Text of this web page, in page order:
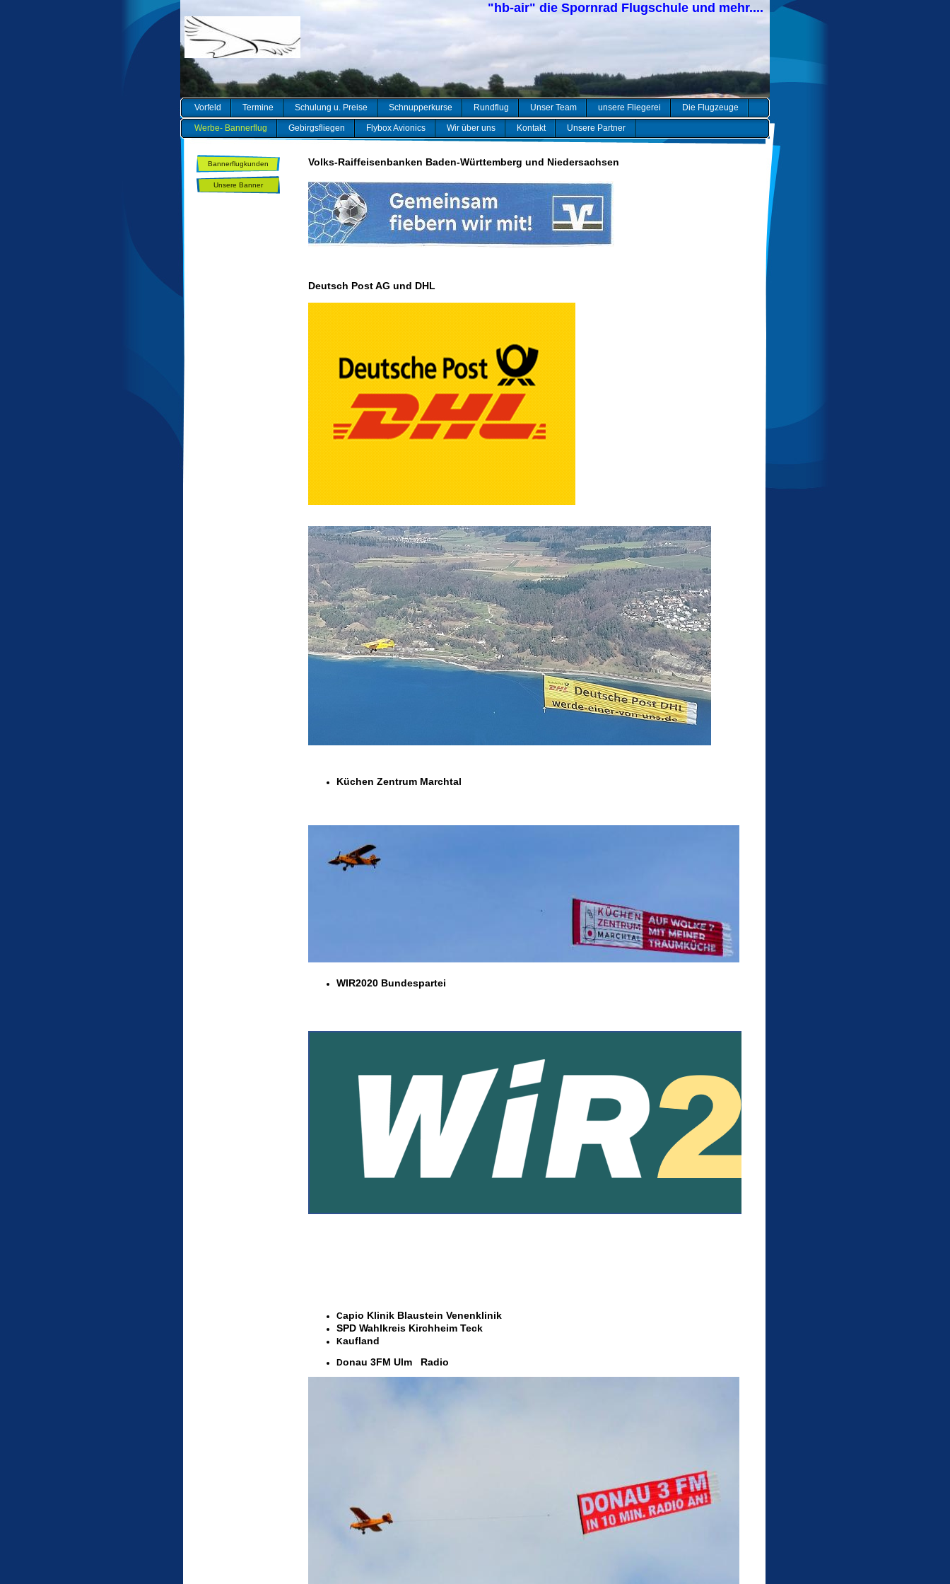
"hb-air" die Spornrad Flugschule und mehr....
Vorfeld Termine Schulung u. Preise Schnupperkurse Rundflug Unser Team unsere Fliegerei Die Flugzeuge
Werbe- Bannerflug Gebirgsfliegen Flybox Avionics Wir über uns Kontakt Unsere Partner
Bannerflugkunden
Unsere Banner
Volks-Raiffeisenbanken Baden-Württemberg und Niedersachsen
Deutsch Post AG und DHL
Küchen Zentrum Marchtal
WIR2020 Bundespartei
Capio Klinik Blaustein Venenklinik
SPD Wahlkreis Kirchheim Teck
Kaufland
Donau 3FM Ulm Radio